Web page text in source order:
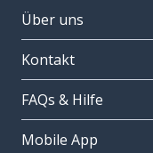
Über uns
Kontakt
FAQs & Hilfe
Mobile App